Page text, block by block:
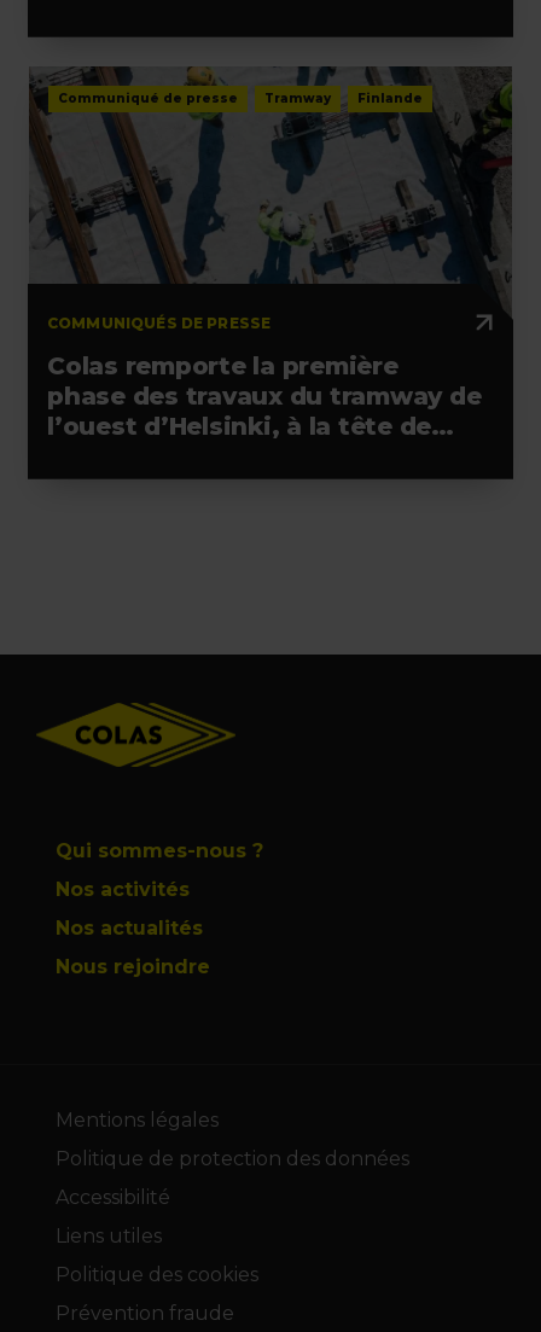
Communiqué de presse Tramway Finlande
COMMUNIQUÉS DE PRESSE
Colas remporte la première
phase des travaux du tramway de
l’ouest d’Helsinki, à la tête de
Qui sommes-nous ?
Nos activités
Nos actualités
Nous rejoindre
Mentions légales
Politique de protection des données
Accessibilité
Liens utiles
Politique des cookies
Prévention fraude